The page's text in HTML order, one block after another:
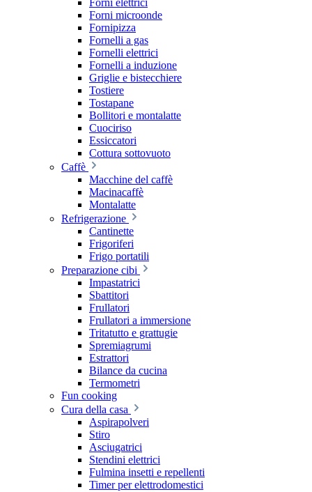
Forni elettrici
Forni microonde
Fornipizza
Fornelli a gas
Fornelli elettrici
Fornelli a induzione
Griglie e bistecchiere
Tostiere
Tostapane
Bollitori e montalatte
Cuociriso
Essiccatori
Cottura sottovuoto
Caffè
Macchine del caffè
Macinacaffè
Montalatte
Refrigerazione
Cantinette
Frigoriferi
Frigo portatili
Preparazione cibi
Impastatrici
Sbattitori
Frullatori
Frullatori a immersione
Tritatutto e grattugie
Spremiagrumi
Estrattori
Bilance da cucina
Termometri
Fun cooking
Cura della casa
Aspirapolveri
Stiro
Asciugatrici
Stendini elettrici
Fulmina insetti e repellenti
Timer per elettrodomestici